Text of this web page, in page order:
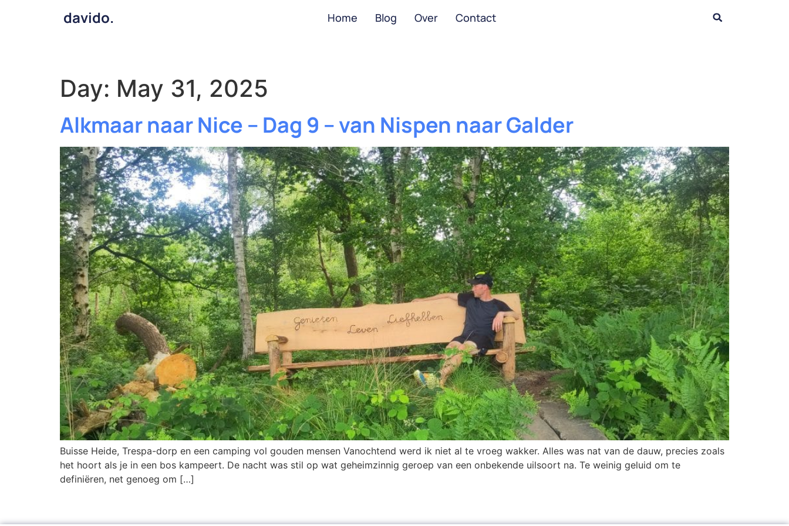
davido. Home Blog Over Contact
Day: May 31, 2025
Alkmaar naar Nice – Dag 9 – van Nispen naar Galder
Buisse Heide, Trespa-dorp en een camping vol gouden mensen Vanochtend werd ik niet al te vroeg wakker. Alles was nat van de dauw, precies zoals
het hoort als je in een bos kampeert. De nacht was stil op wat geheimzinnig geroep van een onbekende uilsoort na. Te weinig geluid om te
definiëren, net genoeg om […]